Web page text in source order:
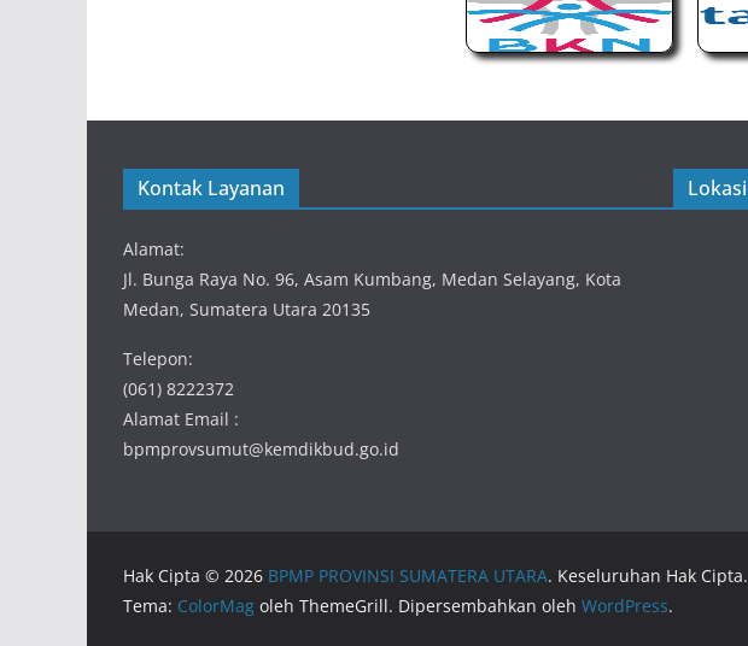
Kontak Layanan
Alamat:
Jl. Bunga Raya No. 96, Asam Kumbang, Medan Selayang, Kota
Medan, Sumatera Utara 20135
Telepon:
(061) 8222372
Alamat Email :
bpmprovsumut@kemdikbud.go.id
Lokasi
Hak Cipta © 2026 BPMP PROVINSI SUMATERA UTARA. Keseluruhan Hak Cipta.
Tema: ColorMag oleh ThemeGrill. Dipersembahkan oleh WordPress.